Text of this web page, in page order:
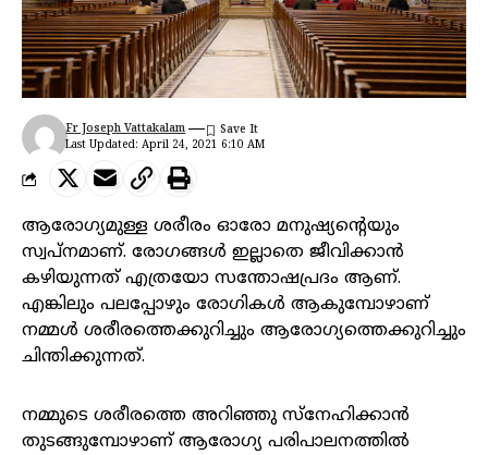
Last Updated: April 24, 2021 6:10 AM
Fr Joseph Vattakalam
ആരോഗ്യമുള്ള ശരീരം ഓരോ മനുഷ്യന്റെയും
സ്വപ്നമാണ്. രോഗങ്ങൾ ഇല്ലാതെ ജീവിക്കാൻ
കഴിയുന്നത് എത്രയോ സന്തോഷപ്രദം ആണ്.
എങ്കിലും പലപ്പോഴും രോഗികൾ ആകുമ്പോഴാണ്
നമ്മൾ ശരീരത്തെക്കുറിച്ചും ആരോഗ്യത്തെക്കുറിച്ചും
ചിന്തിക്കുന്നത്.
നമ്മുടെ ശരീരത്തെ അറിഞ്ഞു സ്നേഹിക്കാൻ
തുടങ്ങുമ്പോഴാണ് ആരോഗ്യ പരിപാലനത്തിൽ